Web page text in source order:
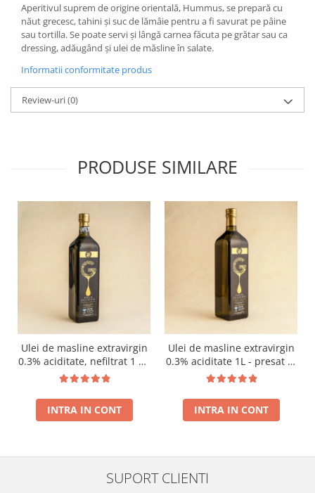
Aperitivul suprem de origine orientală, Hummus, se prepară cu
năut grecesc, tahini și suc de lămâie pentru a fi savurat pe pâine
sau tortilla. Se poate servi și lângă carnea făcuta pe grătar sau ca
dressing, adăugând și ulei de măsline în salate.
Informatii conformitate produs
Review-uri(0)
PRODUSE SIMILARE
Ulei de masline extravirgin
0.3% aciditate, nefiltrat 1 L -
presat la rece RECOLTA
INTRA IN CONT
Ulei de masline extravirgin
0.3% aciditate 1L - presat la
rece RECOLTA NOUA
INTRA IN CONT
SUPORT CLIENTI